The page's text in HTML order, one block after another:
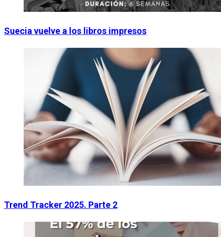
Suecia vuelve a los libros impresos
Trend Tracker 2025. Parte 2